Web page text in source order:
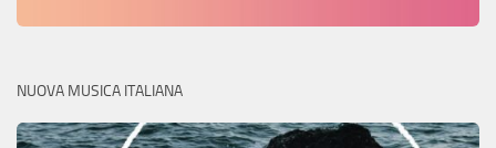
NUOVA MUSICA ITALIANA